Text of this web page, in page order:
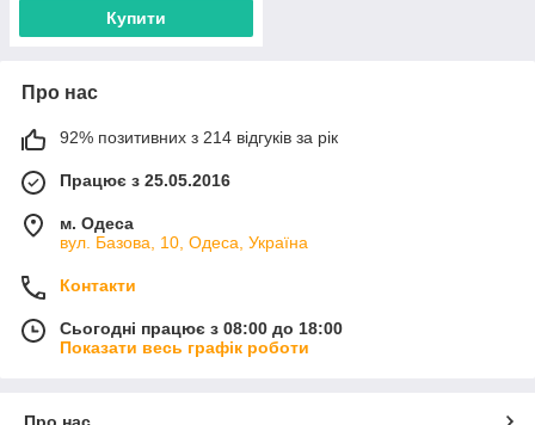
Купити
Про нас
92% позитивних з 214 відгуків за рік
Працює з 25.05.2016
м. Одеса
вул. Базова, 10, Одеса, Україна
Контакти
Сьогодні працює з 08:00 до 18:00
Показати весь графік роботи
Про нас